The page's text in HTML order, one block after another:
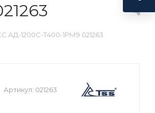
АД-1200С-Т400-1РМ9 021263
Артикул: 021263